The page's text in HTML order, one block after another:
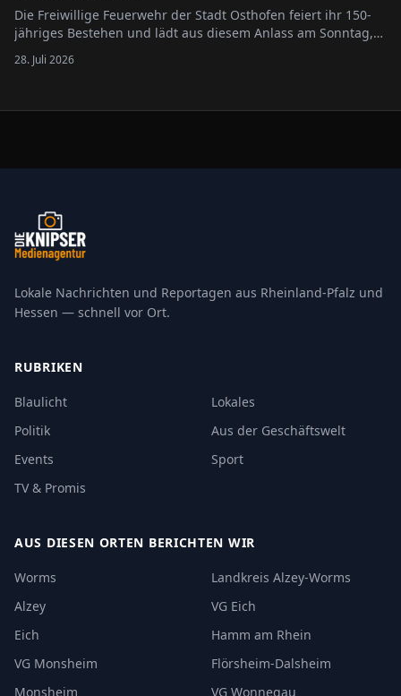
Die Freiwillige Feuerwehr der Stadt Osthofen feiert ihr 150-
jähriges Bestehen und lädt aus diesem Anlass am Sonntag,
6. September 2026, von 10 bis 17 Uhr zum Tag der offenen
Tür ein. Besucherinnen und Besucher erwartet ein
28. Juli 2026
Lokale Nachrichten und Reportagen aus Rheinland-Pfalz und
Hessen — schnell vor Ort.
RUBRIKEN
Blaulicht
Lokales
Politik
Aus der Geschäftswelt
Events
Sport
TV & Promis
AUS DIESEN ORTEN BERICHTEN WIR
Worms
Landkreis Alzey-Worms
Alzey
VG Eich
Eich
Hamm am Rhein
VG Monsheim
Flörsheim-Dalsheim
Monsheim
VG Wonnegau